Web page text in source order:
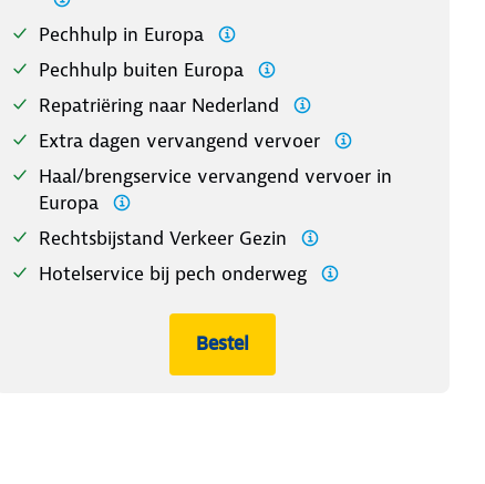
Pechhulp in Europa
Pechhulp buiten Europa
Repatriëring naar Nederland
Extra dagen vervangend vervoer
Haal/brengservice vervangend vervoer in
Europa
Rechtsbijstand Verkeer Gezin
Hotelservice bij pech onderweg
BestelEuropa Plus Compleet